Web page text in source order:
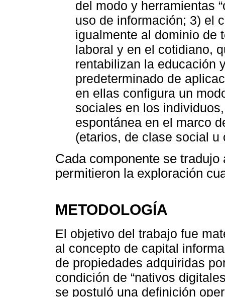
del modo y herramientas
uso de información; 3) el
igualmente al dominio de
laboral y en el cotidiano,
rentabilizan la educación
predeterminado de
en ellas configura un
sociales en los
espontánea en el marco
(etarios, de clase social u
Cada componente se
permitieron la exploración
METODOLOGÍA
El objetivo del trabajo fue
al concepto de capital
de propiedades adquiridas
condición de “nativos
se postuló una definición